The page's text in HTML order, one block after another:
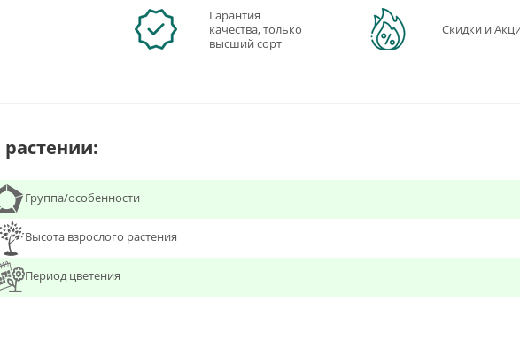
Гарантия
качества, только
высший сорт
Скидки и
Группа/особенности
Высота взрослого растения
Период цветения